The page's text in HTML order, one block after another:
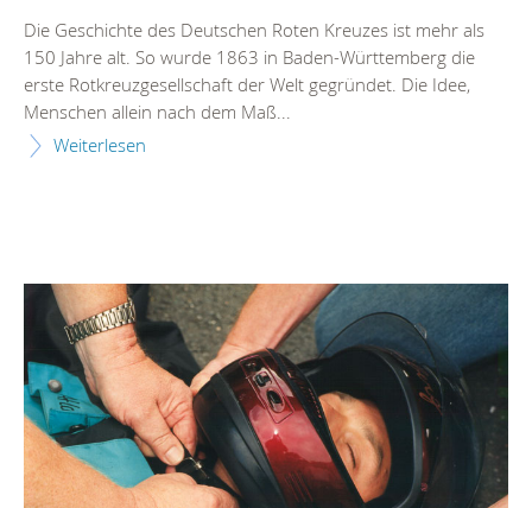
Die Geschichte des Deutschen Roten Kreuzes ist mehr als
150 Jahre alt. So wurde 1863 in Baden-Württemberg die
erste Rotkreuzgesellschaft der Welt gegründet. Die Idee,
Menschen allein nach dem Maß...
Weiterlesen